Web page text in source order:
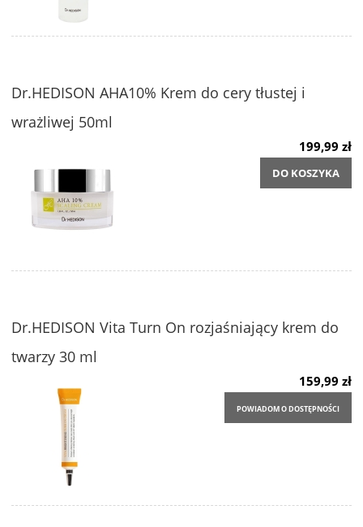
Dr.HEDISON AHA10% Krem do cery tłustej i
wrażliwej 50ml
199,99 zł
DO KOSZYKA
Dr.HEDISON Vita Turn On rozjaśniający krem do
twarzy 30 ml
159,99 zł
POWIADOM O DOSTĘPNOŚCI